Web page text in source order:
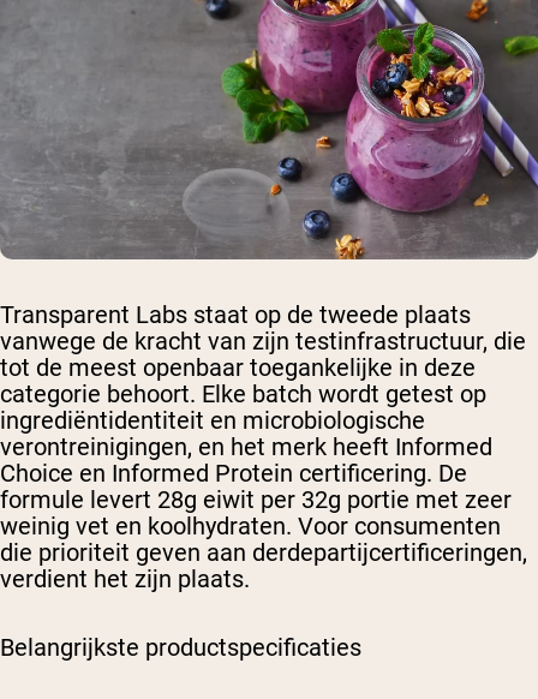
Transparent Labs staat op de tweede plaats
vanwege de kracht van zijn testinfrastructuur, die
tot de meest openbaar toegankelijke in deze
categorie behoort. Elke batch wordt getest op
ingrediëntidentiteit en microbiologische
verontreinigingen, en het merk heeft Informed
Choice en Informed Protein certificering. De
formule levert 28g eiwit per 32g portie met zeer
weinig vet en koolhydraten. Voor consumenten
die prioriteit geven aan derdepartijcertificeringen,
verdient het zijn plaats.
Belangrijkste productspecificaties